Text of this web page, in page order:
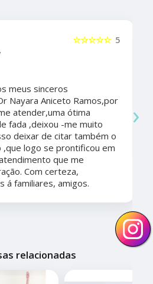
5
☆☆☆☆☆
meus sinceros
Nayara Aniceto Ramos,por
atender,uma ótima
fada ,deixou -me muito
deixar de citar também o
,que logo se prontificou em
que me
Com certeza,
á familiares, amigos.
›
relacionadas